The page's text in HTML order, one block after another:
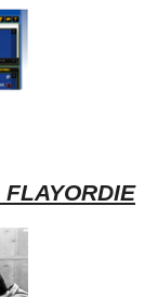
FLAYORDIE